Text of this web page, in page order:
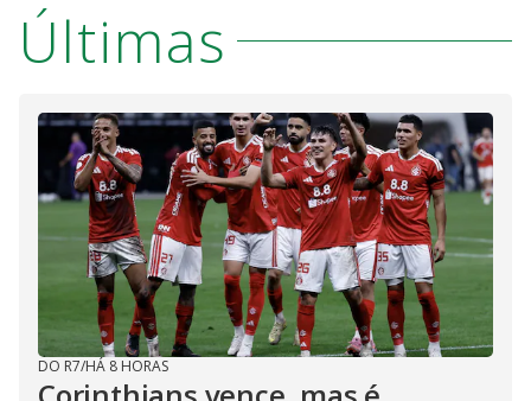
Últimas
DO R7/HÁ 8 HORAS